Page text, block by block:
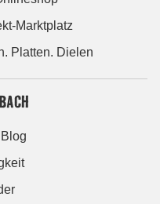
Marktplatz
Platten. Dielen